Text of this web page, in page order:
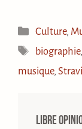
Catégories
Culture,
Étiquettes
biographie,
musique,
Libre